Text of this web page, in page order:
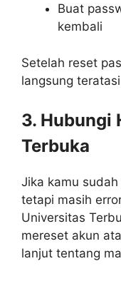
Buat
kembali
Setelah reset
langsung
3. Hubungi
Terbuka
Jika kamu
tetapi masih
Universitas
mereset akun
lanjut tentang